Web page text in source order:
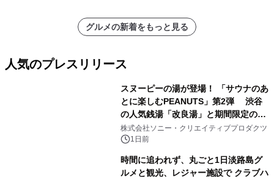
グルメの新着をもっと見る
人気のプレスリリース
スヌーピーの湯が登場！ 「サウナのあ
とに楽しむPEANUTS」第2弾 渋谷
の人気銭湯「改良湯」と期間限定のコ
ラボレーション サウナイキタイコラ
ボグッズも発売決定！
株式会社ソニー・クリエイティブプロダクツ
1日前
時間に追われず、丸ごと1日淡路島グ
ルメと観光、レジャー施設で クラブハ